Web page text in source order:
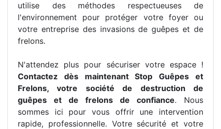
utilise des méthodes respectueuses de
l'environnement pour protéger votre foyer ou
votre entreprise des invasions de guêpes et de
frelons.
N'attendez plus pour sécuriser votre espace !
Contactez dès maintenant Stop Guêpes et
Frelons, votre société de destruction de
guêpes et de frelons de confiance. Nous
sommes ici pour vous offrir une intervention
rapide, professionnelle. Votre sécurité et votre